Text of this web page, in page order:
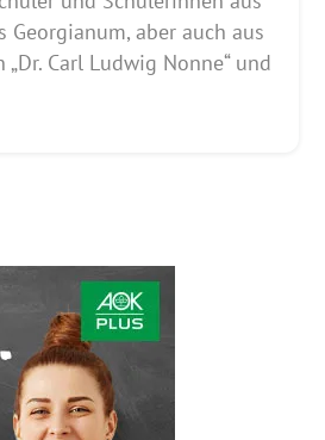
Georgianum, aber auch aus
„Dr. Carl Ludwig Nonne“ und